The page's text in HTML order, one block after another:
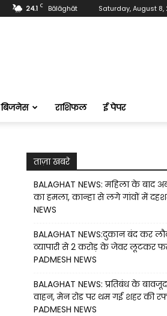
24.1 C Bālāghāt Saturday, August 8,
बिजनेस राशिफल ई पेपर
ताज़ा खबरे
BALAGHAT NEWS: महिला के बाद
का हमला, कान्हा से लगे गांवों में
NEWS
BALAGHAT NEWS:दुकान बंद कर
व्यापारी से 2 करोड़ के जेवर लूटकर
PADMESH NEWS
BALAGHAT NEWS: प्रतिबंध के
वाहन, मेन रोड पर थम गई शहर की
PADMESH NEWS